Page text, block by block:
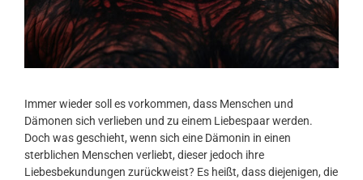
Immer wieder soll es vorkommen, dass Menschen und
Dämonen sich verlieben und zu einem Liebespaar werden.
Doch was geschieht, wenn sich eine Dämonin in einen
sterblichen Menschen verliebt, dieser jedoch ihre
Liebesbekundungen zurückweist? Es heißt, dass diejenigen, die